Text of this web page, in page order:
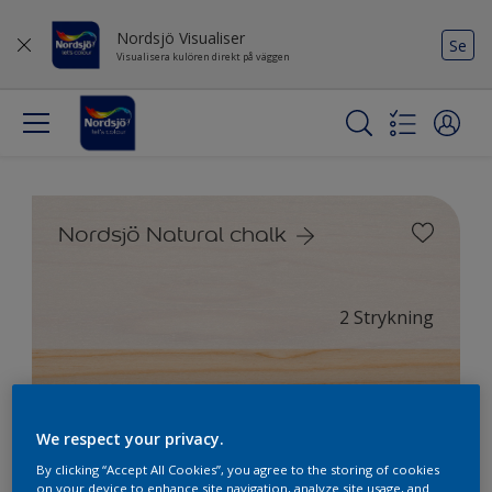
Nordsjö Visualiser
Visualisera kulören direkt på väggen
Se
Nordsjö Natural chalk
2 Strykning
We respect your privacy.
By clicking “Accept All Cookies”, you agree to the storing of cookies
on your device to enhance site navigation, analyze site usage, and